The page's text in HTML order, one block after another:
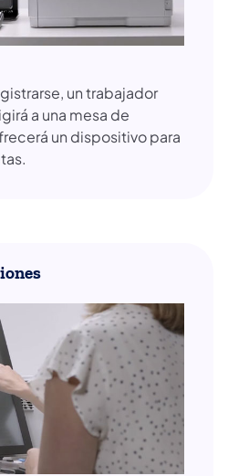
un trabajador
a una mesa de
un dispositivo para